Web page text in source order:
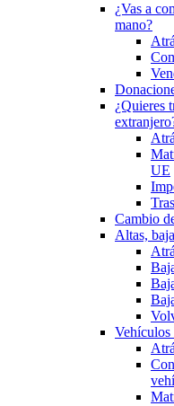
¿Vas a
mano?
¿Quieres
UE
Cambio
Altas,
Vehículos